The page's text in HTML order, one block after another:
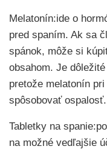
Melatonín:ide o
pred spaním. Ak sa
spánok, môže si
obsahom. Je
pretože melatonín
spôsobovať ospalosť.
Tabletky na
na možné vedľajšie